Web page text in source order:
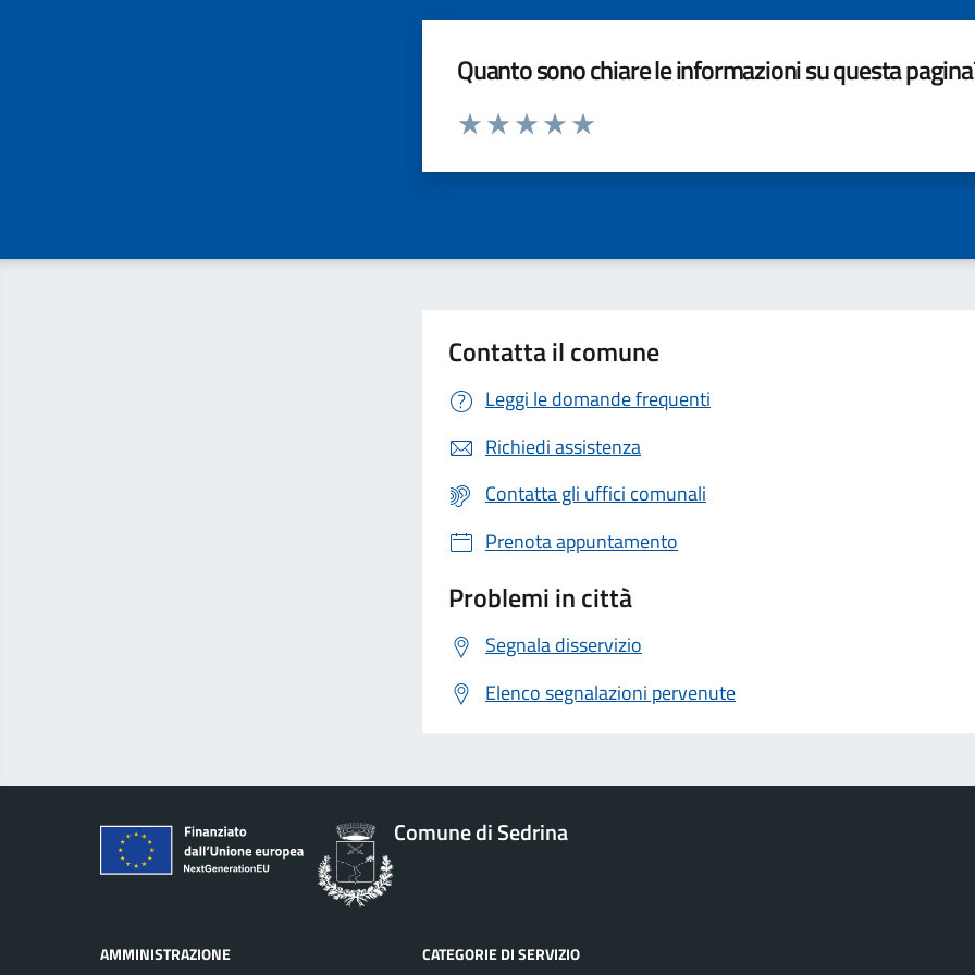
Quanto sono chiare le informazioni su questa
Valuta da 1 a 5 stelle la pagina
Contatta il comune
Leggi le domande frequenti
Richiedi assistenza
Contatta gli uffici comunali
Prenota appuntamento
Problemi in città
Segnala disservizio
Elenco segnalazioni pervenute
Comune di Sedrina
AMMINISTRAZIONE CATEGORIE DI SERVIZIO